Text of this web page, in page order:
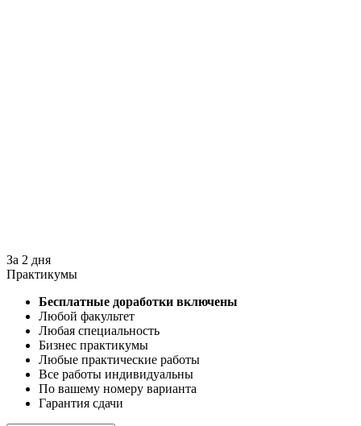
За 2 дня
Практикумы
Бесплатные доработки включены
Любой факультет
Любая специальность
Бизнес практикумы
Любые практические работы
Все работы индивидуальны
По вашему номеру варианта
Гарантия сдачи